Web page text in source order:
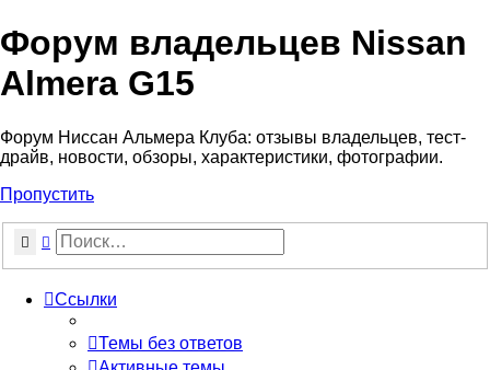
Форум владельцев Nissan
Almera G15
Форум Ниссан Альмера Клуба: отзывы владельцев, тест-
драйв, новости, обзоры, характеристики, фотографии.
Пропустить
ПоискРасширенный поиск
Ссылки
Темы без ответов